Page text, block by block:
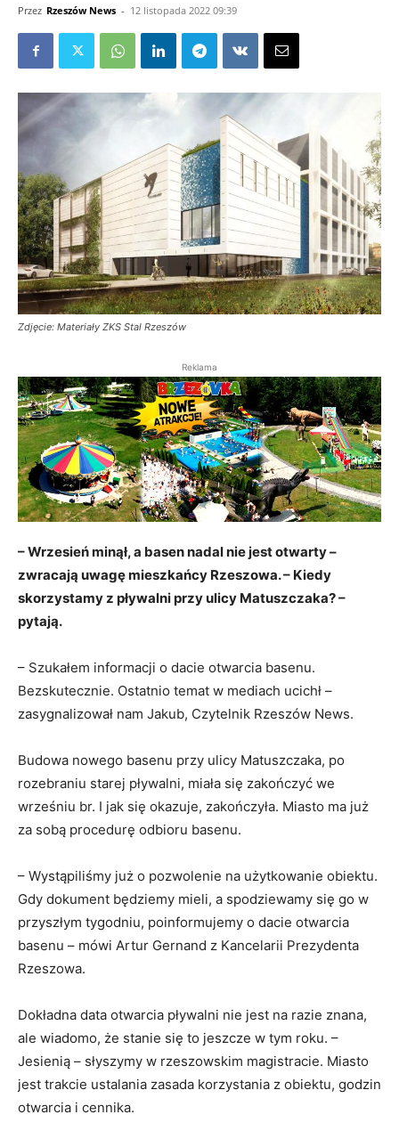
Przez Rzeszów News - 12 listopada 2022 09:39
Zdjęcie: Materiały ZKS Stal Rzeszów
Reklama
– Wrzesień minął, a basen nadal nie jest otwarty –
zwracają uwagę mieszkańcy Rzeszowa. – Kiedy
skorzystamy z pływalni przy ulicy Matuszczaka? –
pytają.
– Szukałem informacji o dacie otwarcia basenu.
Bezskutecznie. Ostatnio temat w mediach ucichł –
zasygnalizował nam Jakub, Czytelnik Rzeszów News.
Budowa nowego basenu przy ulicy Matuszczaka, po
rozebraniu starej pływalni, miała się zakończyć we
wrześniu br. I jak się okazuje, zakończyła. Miasto ma już
za sobą procedurę odbioru basenu.
– Wystąpiliśmy już o pozwolenie na użytkowanie obiektu.
Gdy dokument będziemy mieli, a spodziewamy się go w
przyszłym tygodniu, poinformujemy o dacie otwarcia
basenu – mówi Artur Gernand z Kancelarii Prezydenta
Rzeszowa.
Dokładna data otwarcia pływalni nie jest na razie znana,
ale wiadomo, że stanie się to jeszcze w tym roku. –
Jesienią – słyszymy w rzeszowskim magistracie. Miasto
jest trakcie ustalania zasada korzystania z obiektu, godzin
otwarcia i cennika.